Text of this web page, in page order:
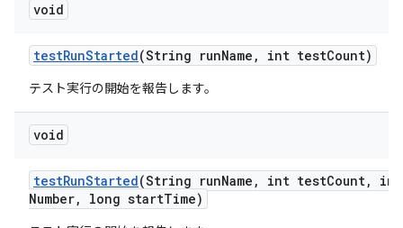
void
testRunStarted(String runName , int testCount)
テスト実行の開始を報告します。
void
testRunStarted(String runName , int testCount,
int
Number, long startTime)